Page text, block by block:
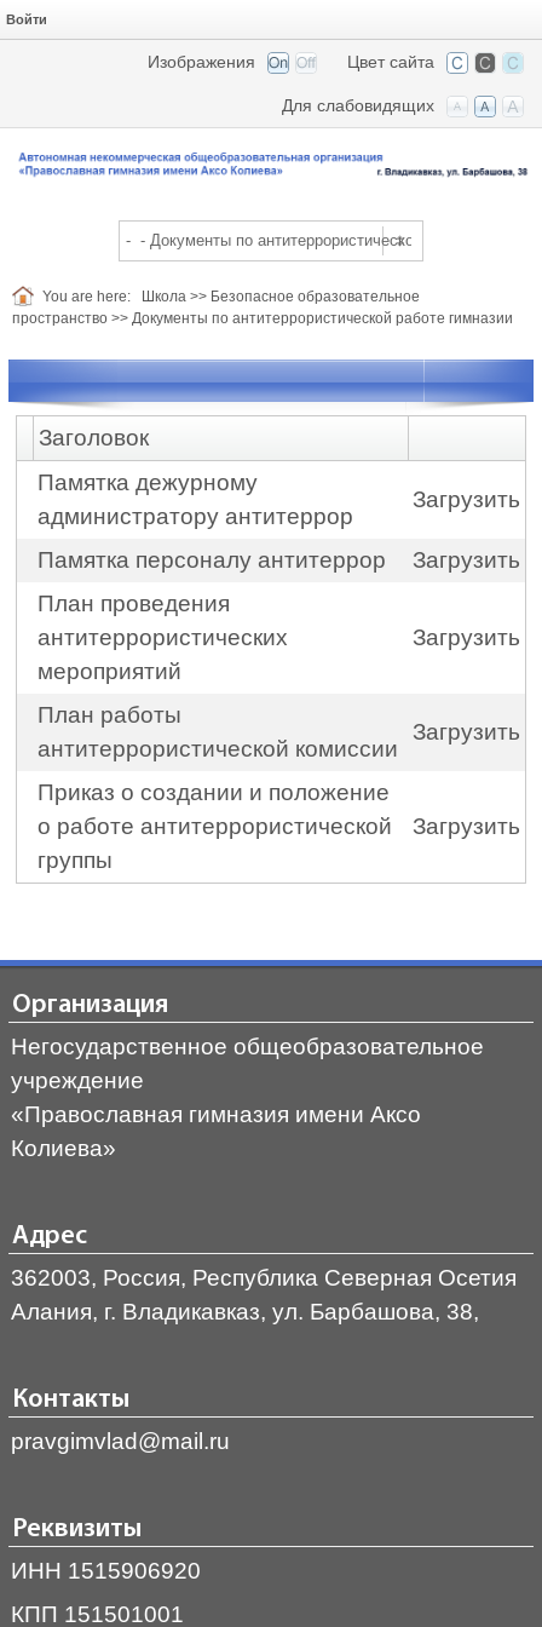
Войти
Цвет сайта
Изображения
Для слабовидящих
You are here: Школа >> Безопасное образовательное
пространство >> Документы по антитеррористической работе гимназии
Заголовок
Памятка дежурному
администратору антитеррор
Загрузить
Памятка персоналу антитеррор
Загрузить
План проведения
антитеррористических
мероприятий
Загрузить
План работы
антитеррористической комиссии
Загрузить
Приказ о создании и положение
о работе антитеррористической
группы
Загрузить
Организация
Негосударственное общеобразовательное
учреждение
«Православная гимназия имени Аксо
Колиева»
Адрес
362003, Россия, Республика Северная Осетия
Алания, г. Владикавказ, ул. Барбашова, 38,
Контакты
pravgimvlad@mail.ru
Реквизиты
ИНН 1515906920
КПП 151501001